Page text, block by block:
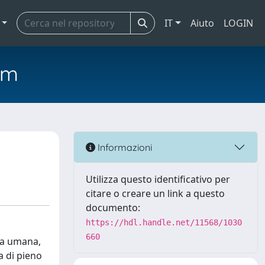
IT Aiuto LOGIN
umana,
di pieno
Informazioni
Utilizza questo identificativo per
citare o creare un link a questo
documento:
https://hdl.handle.net/11568/1030
660